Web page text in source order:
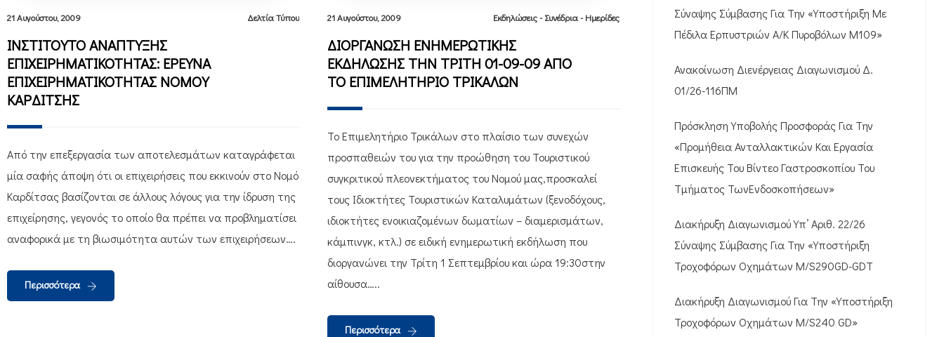
21 Αυγούστου, 2009 Δελτία Τύπου
ΙΝΣΤΙΤΟΥΤΟ ΑΝΑΠΤΥΞΗΣ
ΕΠΙΧΕΙΡΗΜΑΤΙΚΟΤΗΤΑΣ: ΕΡΕΥΝΑ
ΕΠΙΧΕΙΡΗΜΑΤΙΚΟΤΗΤΑΣ ΝΟΜΟΥ
ΚΑΡΔΙΤΣΗΣ
Από την επεξεργασία των αποτελεσμάτων καταγράφεται
μία σαφής άποψη ότι οι επιχειρήσεις που εκκινούν στο Νομό
Καρδίτσας βασίζονται σε άλλους λόγους για την ίδρυση της
επιχείρησης, γεγονός το οποίο θα πρέπει να προβληματίσει
αναφορικά με τη βιωσιμότητα αυτών των επιχειρήσεων….
Περισσότερα
21 Αυγούστου, 2009 Εκδηλώσεις - Συνέδρια - Ημερίδες
ΔΙΟΡΓΑΝΩΣΗ ΕΝΗΜΕΡΩΤΙΚΗΣ
ΕΚΔΗΛΩΣΗΣ ΤΗΝ ΤΡΙΤΗ 01-09-09 ΑΠΟ
ΤΟ ΕΠΙΜΕΛΗΤΗΡΙΟ ΤΡΙΚΑΛΩΝ
Το Επιμελητήριο Τρικάλων στο πλαίσιο των συνεχών
προσπαθειών του για την προώθηση του Τουριστικού
συγκριτικού πλεονεκτήματος του Νομού μας,προσκαλεί
τους Ιδιοκτήτες Τουριστικών Καταλυμάτων (ξενοδόχους,
ιδιοκτήτες ενοικιαζομένων δωματίων – διαμερισμάτων,
κάμπινγκ, κτλ.) σε ειδική ενημερωτική εκδήλωση που
διοργανώνει την Τρίτη 1 Σεπτεμβρίου και ώρα 19:30στην
αίθουσα…..
Περισσότερα
Σύναψης Σύμβασης Για Την «Υποστήριξη Με
Πέδιλα Ερπυστριών Α/Κ Πυροβόλων M109»
Ανακοίνωση Διενέργειας Διαγωνισμού Δ.
01/26-116ΠΜ
Πρόσκληση Υποβολής Προσφοράς Για Την
«Προμήθεια Ανταλλακτικών Και Εργασία
Επισκευής Του Βίντεο Γαστροσκοπίου Του
Τμήματος ΤωνΕνδοσκοπήσεων»
Διακήρυξη Διαγωνισμού Υπ’ Αριθ. 22/26
Σύναψης Σύμβασης Για Την «Υποστήριξη
Τροχοφόρων Οχημάτων M/S290GD-GDT
Διακήρυξη Διαγωνισμού Για Την «Υποστήριξη
Τροχοφόρων Οχημάτων M/S240 GD»